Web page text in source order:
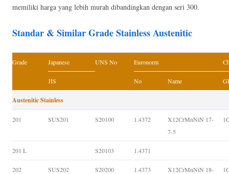
memiliki harga yang lebih murah dibandingkan dengan seri 300.
Standar & Similar Grade Stainless Austenitic
Grade Japanese UNS No Euronorm
JIS No Name
Austenitic Stainless
201 SUS201 S20100 1.4372
X12CrMnNiN 17-
7-5
201 L S20103 1.4371
202 SUS202 S20200 1.4373
X12CrMnNiN 18-